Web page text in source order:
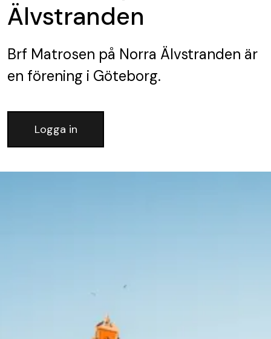
Älvstranden
Brf Matrosen på Norra Älvstranden är
en förening i Göteborg.
Logga in